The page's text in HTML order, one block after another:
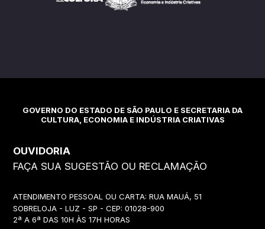
GOVERNO DO ESTADO DE SÃO PAULO E SECRETARIA DA
CULTURA, ECONOMIA E INDÚSTRIA CRIATIVAS
OUVIDORIA
FAÇA SUA SUGESTÃO OU RECLAMAÇÃO
ATENDIMENTO PESSOAL OU CARTA: RUA MAUÁ, 51
SOBRELOJA - LUZ - SP - CEP: 01028-900
2ª A 6ª DAS 10H ÀS 17H HORAS